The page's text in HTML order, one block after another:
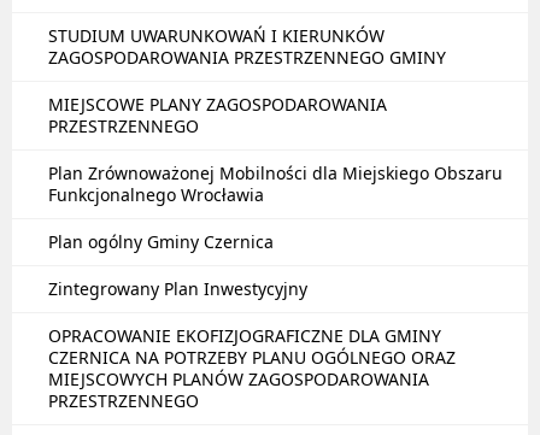
STUDIUM UWARUNKOWAŃ I KIERUNKÓW
ZAGOSPODAROWANIA PRZESTRZENNEGO GMINY
MIEJSCOWE PLANY ZAGOSPODAROWANIA
PRZESTRZENNEGO
Plan Zrównoważonej Mobilności dla Miejskiego Obszaru
Funkcjonalnego Wrocławia
Plan ogólny Gminy Czernica
Zintegrowany Plan Inwestycyjny
OPRACOWANIE EKOFIZJOGRAFICZNE DLA GMINY
CZERNICA NA POTRZEBY PLANU OGÓLNEGO ORAZ
MIEJSCOWYCH PLANÓW ZAGOSPODAROWANIA
PRZESTRZENNEGO